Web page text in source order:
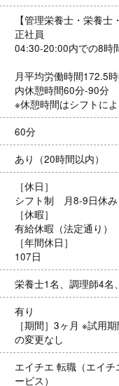
【管理栄養士・栄養
正社員
04:30-20:00内での8時
月平均労働時間172.5
内休憩時間60分-90分
※休憩時間はシフトによ
60分
あり（20時間以内）
［休日］
シフト制 月8-9日休み
［休暇］
有給休暇（法定通り）
［年間休日］
107日
栄養士1名、調理師4名
有り
［期間］3ヶ月 ※試用
の変更なし
エイチエ 転職（エイ
ービス）